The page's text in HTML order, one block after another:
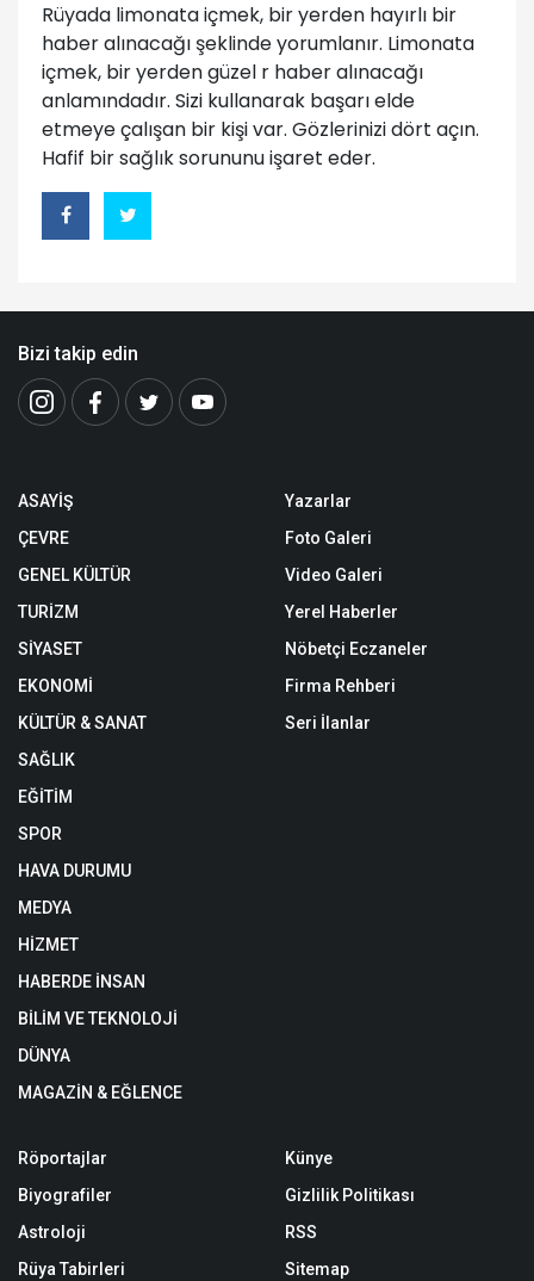
Rüyada limonata içmek, bir yerden hayırlı bir
haber alınacağı şeklinde yorumlanır. Limonata
içmek, bir yerden güzel r haber alınacağı
anlamındadır. Sizi kullanarak başarı elde
etmeye çalışan bir kişi var. Gözlerinizi dört açın.
Hafif bir sağlık sorununu işaret eder.
Bizi takip edin
ASAYİŞ
ÇEVRE
GENEL KÜLTÜR
TURİZM
SİYASET
EKONOMİ
KÜLTÜR & SANAT
SAĞLIK
EĞİTİM
SPOR
HAVA DURUMU
MEDYA
HİZMET
HABERDE İNSAN
BİLİM VE TEKNOLOJİ
DÜNYA
MAGAZİN & EĞLENCE
Yazarlar
Foto Galeri
Video Galeri
Yerel Haberler
Nöbetçi Eczaneler
Firma Rehberi
Seri İlanlar
Röportajlar
Biyografiler
Astroloji
Rüya Tabirleri
Künye
Gizlilik Politikası
RSS
Sitemap